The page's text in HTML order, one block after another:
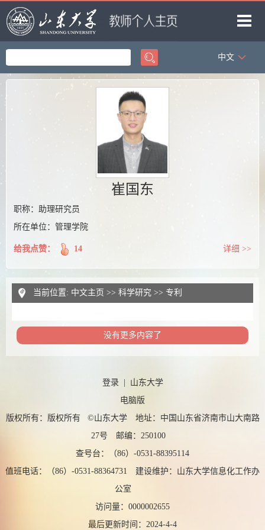
首页
中文
崔国东
职称：助理研究员
所在单位：管理学院
给我点赞： 14 详细 >>
当前位置: 中文主页 >> 科学研究 >> 专利
没有更多内容了
登录| 山东大学
电脑版
版权所有：版权所有 ©山东大学 地址：中国山东省济南市山大南路
27号 邮编：250100
查号台：（86）-0531-88395114
值班电话：（86）-0531-88364731 建设维护：山东大学信息化工作办
公室
访问量： 0000002655
最后更新时间： 2024-4-4